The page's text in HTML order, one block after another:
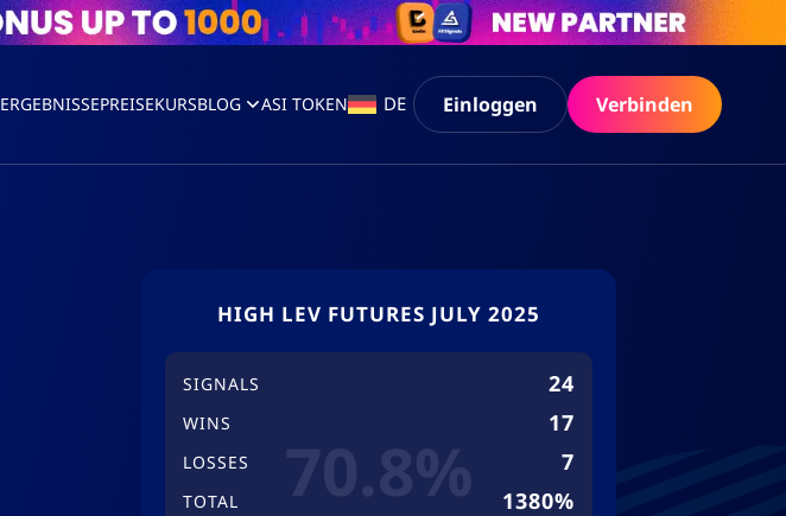
ERGEBNISSEPREISEKURSBLOG ASI TOKEN DE Einloggen Verbinden
HIGH LEV FUTURES JULY 2025
SIGNALS 24
WINS 17
LOSSES 7
TOTAL 1380%